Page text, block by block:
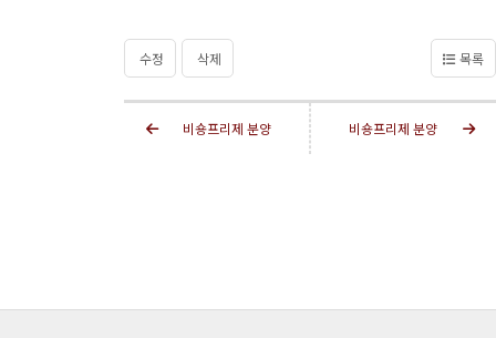
수정 삭제 목록
비숑프리제 분양 비숑프리제 분양